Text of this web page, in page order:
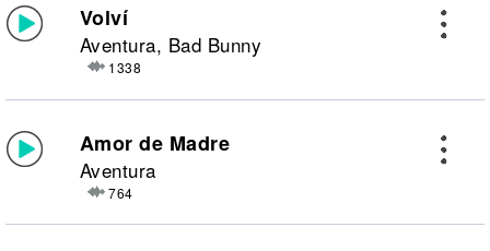
Volví
Aventura, Bad Bunny
1338
Amor de Madre
Aventura
764